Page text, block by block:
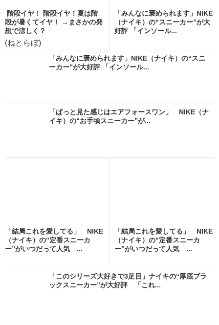
階段イヤ！ 階段イヤ！夏は階
段が暑くてイヤ！ →まさかの発
想で涼しく？
(ねとらぼ)
「みんなに褒められます」NIKE
（ナイキ）の“スニーカー”が大
好評 「インソール...
「みんなに褒められます」NIKE（ナイキ）の“スニ
ーカー”が大好評 「インソール...
「ぱっと見た感じはエアフォースワン」 NIKE（ナ
イキ）の“お手頃スニーカー”が...
「結局これを愛してる」 NIKE
（ナイキ）の“定番スニーカ
ー”がいつだって人気 ...
「結局これを愛してる」 NIKE
（ナイキ）の“定番スニーカ
ー”がいつだって人気 ...
「このシリーズ大好きで3足目」ナイキの“厚底ブラ
ックスニーカー”が大好評 「これ...